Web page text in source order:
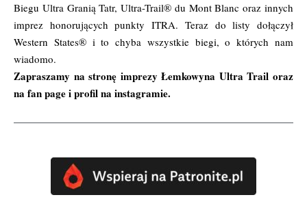
Biegu Ultra Granią Tatr, Ultra-Trail® du Mont Blanc oraz innych
imprez honorujących punkty ITRA. Teraz do listy dołączył
Western States® i to chyba wszystkie biegi, o których nam
wiadomo.
Zapraszamy na stronę imprezyŁemkowyna Ultra Trail oraz
na fan pagei profil na instagramie.